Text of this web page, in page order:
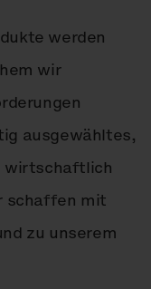
werden
wir
ausgewähltes,
wirtschaftlich
schaffen mit
zu unserem